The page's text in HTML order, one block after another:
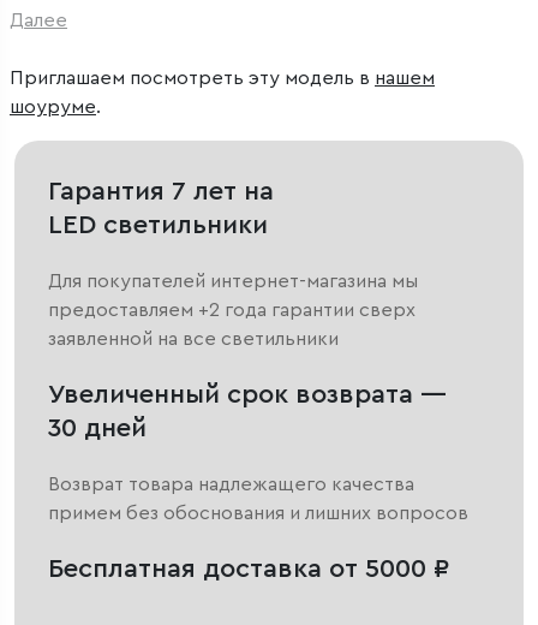
Далее
Приглашаем посмотреть эту модель в нашем
шоуруме.
Гарантия 7 лет на
LED светильники
Для покупателей интернет-магазина мы
предоставляем +2 года гарантии сверх
заявленной на все светильники
Увеличенный срок возврата —
30 дней
Возврат товара надлежащего качества
примем без обоснования и лишних вопросов
Бесплатная доставка от 5000 ₽